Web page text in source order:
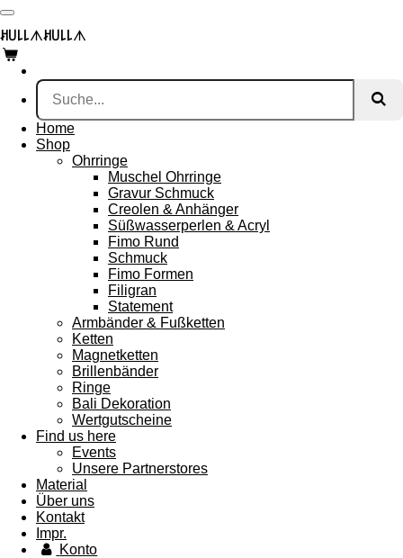
Zum
Hauptinhalt
springen
ꎧ꒤꒒꒒ᗑꎧ꒤꒒꒒ᗑ
Home
Shop
Ohrringe
Muschel Ohrringe
Gravur Schmuck
Creolen & Anhänger
Süßwasserperlen & Acryl
Fimo Rund
Schmuck
Fimo Formen
Filigran
Statement
Armbänder & Fußketten
Ketten
Magnetketten
Brillenbänder
Ringe
Bali Dekoration
Wertgutscheine
Find us here
Events
Unsere Partnerstores
Material
Über uns
Kontakt
Impr.
Konto